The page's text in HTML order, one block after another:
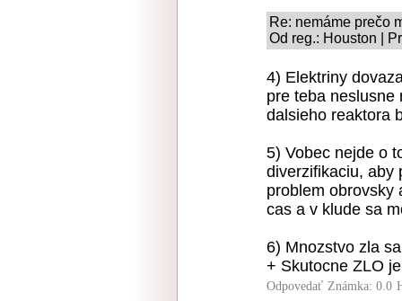
Re: nemáme prečo
Od reg.: Houston |
4) Elektriny
pre teba neslusne
dalsieho reaktora
5) Vobec nejde o
diverzifikaciu, aby
problem obrovsky
cas a v klude sa
6) Mnozstvo zla
+ Skutocne ZLO
Odpovedať Známka: 0.0